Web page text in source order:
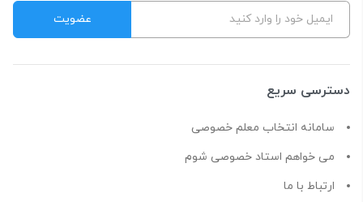
دسترسی سریع
سامانه انتخاب معلم خصوصی
می خواهم استاد خصوصی شوم
ارتباط با ما